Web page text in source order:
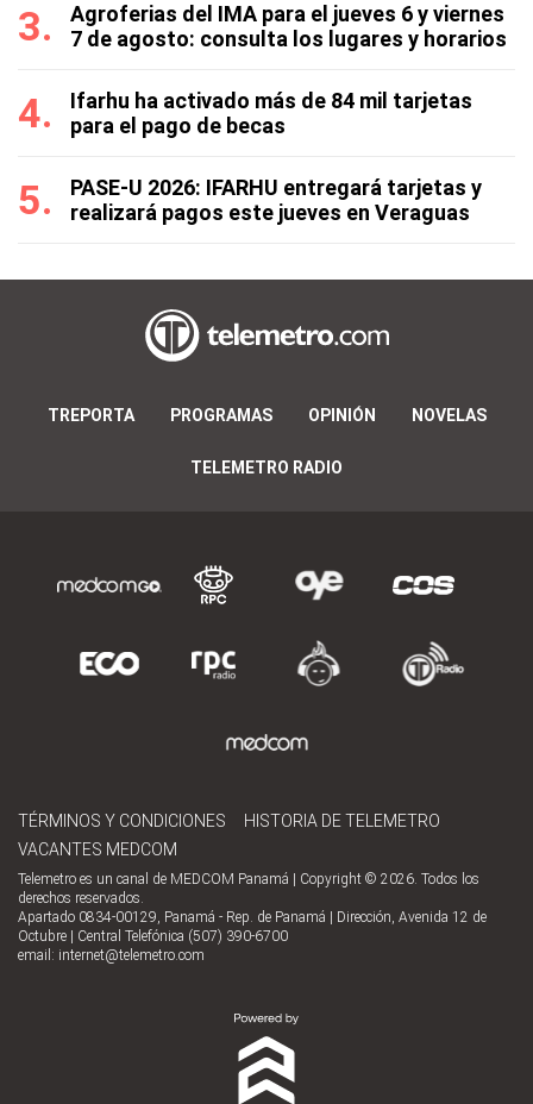
Agroferias del IMA para el jueves 6 y viernes
7 de agosto: consulta los lugares y horarios
Ifarhu ha activado más de 84 mil tarjetas
para el pago de becas
PASE-U 2026: IFARHU entregará tarjetas y
realizará pagos este jueves en Veraguas
TREPORTA PROGRAMAS OPINIÓN NOVELAS
TELEMETRO RADIO
TÉRMINOS Y CONDICIONES
HISTORIA DE TELEMETRO
VACANTES MEDCOM
Telemetro es un canal de MEDCOM Panamá | Copyright © 2026. Todos los
derechos reservados.
Apartado 0834-00129, Panamá - Rep. de Panamá | Dirección, Avenida 12 de
Octubre | Central Telefónica (507) 390-6700
email: internet@telemetro.com